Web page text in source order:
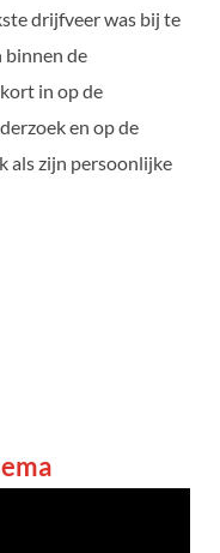
drijfveer was bij te
binnen de
in op de
en op de
als zijn persoonlijke